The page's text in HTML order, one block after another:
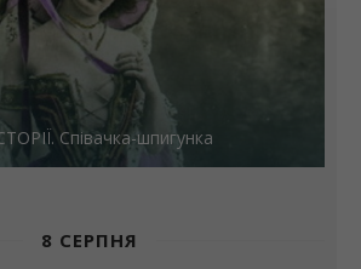
Співачка-шпигунка
8 СЕРПНЯ